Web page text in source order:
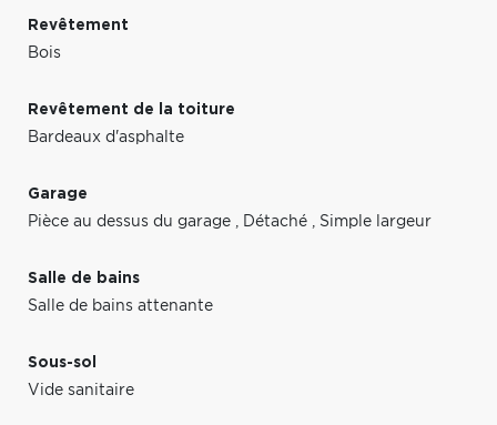
Revêtement
Bois
Revêtement de la toiture
Bardeaux d'asphalte
Garage
Pièce au dessus du garage , Détaché , Simple largeur
Salle de bains
Salle de bains attenante
Sous-sol
Vide sanitaire